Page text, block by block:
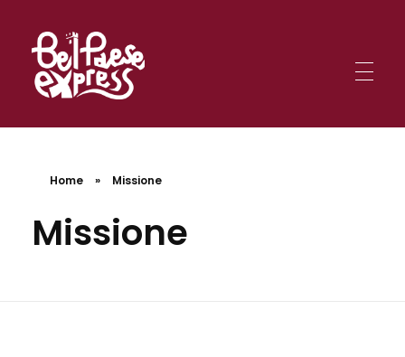
BelPaese Express
Smartphone in una mano, mappa nell'altra: sei pronto per affrontare le missioni BPE tra le meraviglie d'Italia?
Home » Missione
Missione